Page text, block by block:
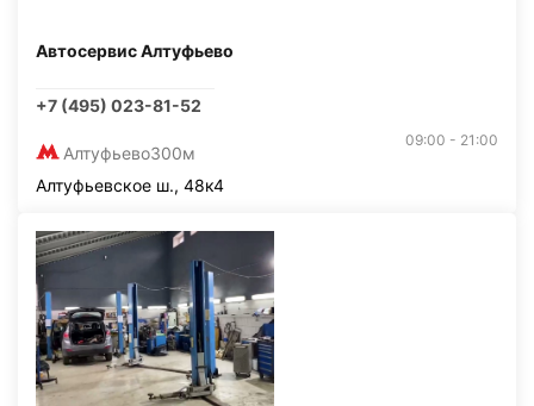
Автосервис Алтуфьево
+7 (495) 023-81-52
Алтуфьево300м
09:00 - 21:00
Алтуфьевское ш., 48к4